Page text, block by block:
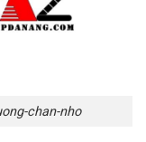
chan-nho